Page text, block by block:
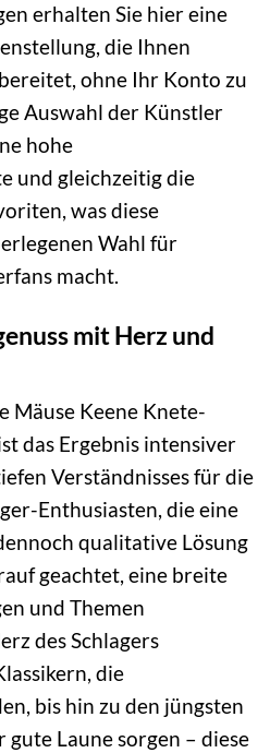
erhalten Sie hier eine
die Ihnen
ohne Ihr Konto zu
Auswahl der Künstler
hohe
und gleichzeitig die
was diese
Wahl für
macht.
mit Herz und
Mäuse Keene Knete-
das Ergebnis intensiver
Verständnisses für die
Enthusiasten, die eine
qualitative Lösung
geachtet, eine breite
und Themen
des Schlagers
die
bis hin zu den jüngsten
Laune sorgen – diese